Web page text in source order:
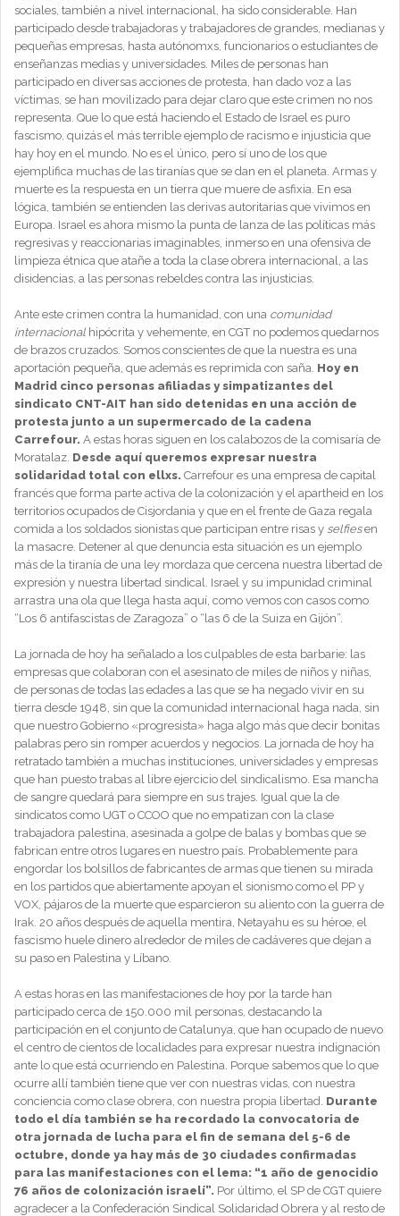
sociales, también a nivel internacional, ha sido considerable. Han
participado desde trabajadoras y trabajadores de grandes, medianas y
pequeñas empresas, hasta autónomxs, funcionarios o estudiantes de
enseñanzas medias y universidades. Miles de personas han
participado en diversas acciones de protesta, han dado voz a las
víctimas, se han movilizado para dejar claro que este crimen no nos
representa. Que lo que está haciendo el Estado de Israel es puro
fascismo, quizás el más terrible ejemplo de racismo e injusticia que
hay hoy en el mundo. No es el único, pero sí uno de los que
ejemplifica muchas de las tiranías que se dan en el planeta. Armas y
muerte es la respuesta en un tierra que muere de asfixia. En esa
lógica, también se entienden las derivas autoritarias que vivimos en
Europa. Israel es ahora mismo la punta de lanza de las políticas más
regresivas y reaccionarias imaginables, inmerso en una ofensiva de
limpieza étnica que atañe a toda la clase obrera internacional, a las
disidencias, a las personas rebeldes contra las injusticias.
Ante este crimen contra la humanidad, con una comunidad
internacional hipócrita y vehemente, en CGT no podemos quedarnos
de brazos cruzados. Somos conscientes de que la nuestra es una
aportación pequeña, que además es reprimida con saña. Hoy en
Madrid cinco personas afiliadas y simpatizantes del
sindicato CNT-AIT han sido detenidas en una acción de
protesta junto a un supermercado de la cadena
Carrefour. A estas horas siguen en los calabozos de la comisaría de
Moratalaz. Desde aquí queremos expresar nuestra
solidaridad total con ellxs. Carrefour es una empresa de capital
francés que forma parte activa de la colonización y el apartheid en los
territorios ocupados de Cisjordania y que en el frente de Gaza regala
comida a los soldados sionistas que participan entre risas y selfiesen
la masacre. Detener al que denuncia esta situación es un ejemplo
más de la tiranía de una ley mordaza que cercena nuestra libertad de
expresión y nuestra libertad sindical. Israel y su impunidad criminal
arrastra una ola que llega hasta aquí, como vemos con casos como
“Los 6 antifascistas de Zaragoza” o “las 6 de la Suiza en Gijón”.
La jornada de hoy ha señalado a los culpables de esta barbarie: las
empresas que colaboran con el asesinato de miles de niños y niñas,
de personas de todas las edades a las que se ha negado vivir en su
tierra desde 1948, sin que la comunidad internacional haga nada, sin
que nuestro Gobierno «progresista» haga algo más que decir bonitas
palabras pero sin romper acuerdos y negocios. La jornada de hoy ha
retratado también a muchas instituciones, universidades y empresas
que han puesto trabas al libre ejercicio del sindicalismo. Esa mancha
de sangre quedará para siempre en sus trajes. Igual que la de
sindicatos como UGT o CCOO que no empatizan con la clase
trabajadora palestina, asesinada a golpe de balas y bombas que se
fabrican entre otros lugares en nuestro país. Probablemente para
engordar los bolsillos de fabricantes de armas que tienen su mirada
en los partidos que abiertamente apoyan el sionismo como el PP y
VOX, pájaros de la muerte que esparcieron su aliento con la guerra de
Irak. 20 años después de aquella mentira, Netayahu es su héroe, el
fascismo huele dinero alrededor de miles de cadáveres que dejan a
su paso en Palestina y Líbano.
A estas horas en las manifestaciones de hoy por la tarde han
participado cerca de 150.000 mil personas, destacando la
participación en el conjunto de Catalunya, que han ocupado de nuevo
el centro de cientos de localidades para expresar nuestra indignación
ante lo que está ocurriendo en Palestina. Porque sabemos que lo que
ocurre allí también tiene que ver con nuestras vidas, con nuestra
conciencia como clase obrera, con nuestra propia libertad. Durante
todo el día también se ha recordado la convocatoria de
otra jornada de lucha para el fin de semana del 5-6 de
octubre, donde ya hay más de 30 ciudades confirmadas
para las manifestaciones con el lema: “1 año de genocidio
76 años de colonización israelí”. Por último, el SP de CGT quiere
agradecer a la Confederación Sindical Solidaridad Obrera y al resto de